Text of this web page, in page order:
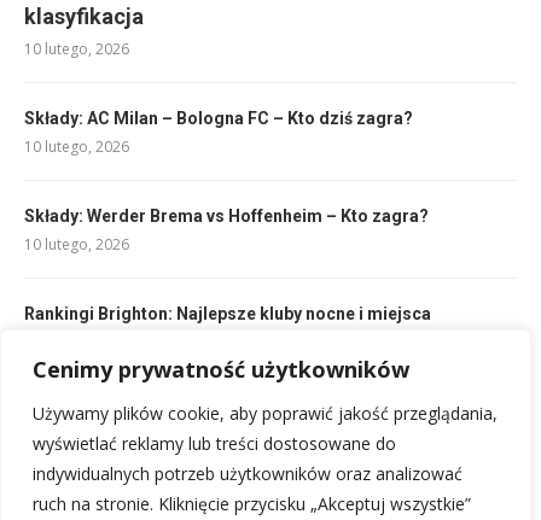
Cenimy prywatność użytkowników
Używamy plików cookie, aby poprawić jakość przeglądania,
wyświetlać reklamy lub treści dostosowane do
indywidualnych potrzeb użytkowników oraz analizować
ruch na stronie. Kliknięcie przycisku „Akceptuj wszystkie”
klasyfikacja
10 lutego, 2026
Składy: AC Milan – Bologna FC – Kto dziś zagra?
10 lutego, 2026
Składy: Werder Brema vs Hoffenheim – Kto zagra?
10 lutego, 2026
Rankingi Brighton: Najlepsze kluby nocne i miejsca
11 lutego, 2026
Wymiary boiska do siatkówki: Poznaj oficjalne standardy
13 lutego, 2026